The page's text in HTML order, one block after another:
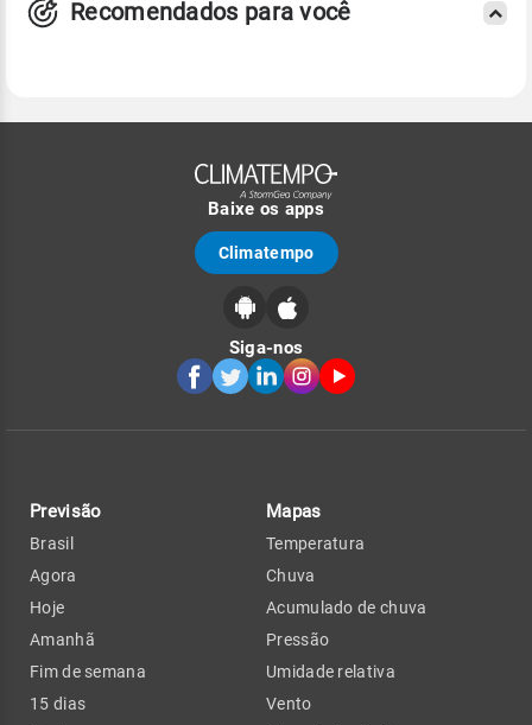
Recomendados para você
Baixe os apps
Climatempo
Siga-nos
Previsão
Brasil
Agora
Hoje
Amanhã
Fim de semana
15 dias
Mapas
Temperatura
Chuva
Acumulado de chuva
Pressão
Umidade relativa
Vento